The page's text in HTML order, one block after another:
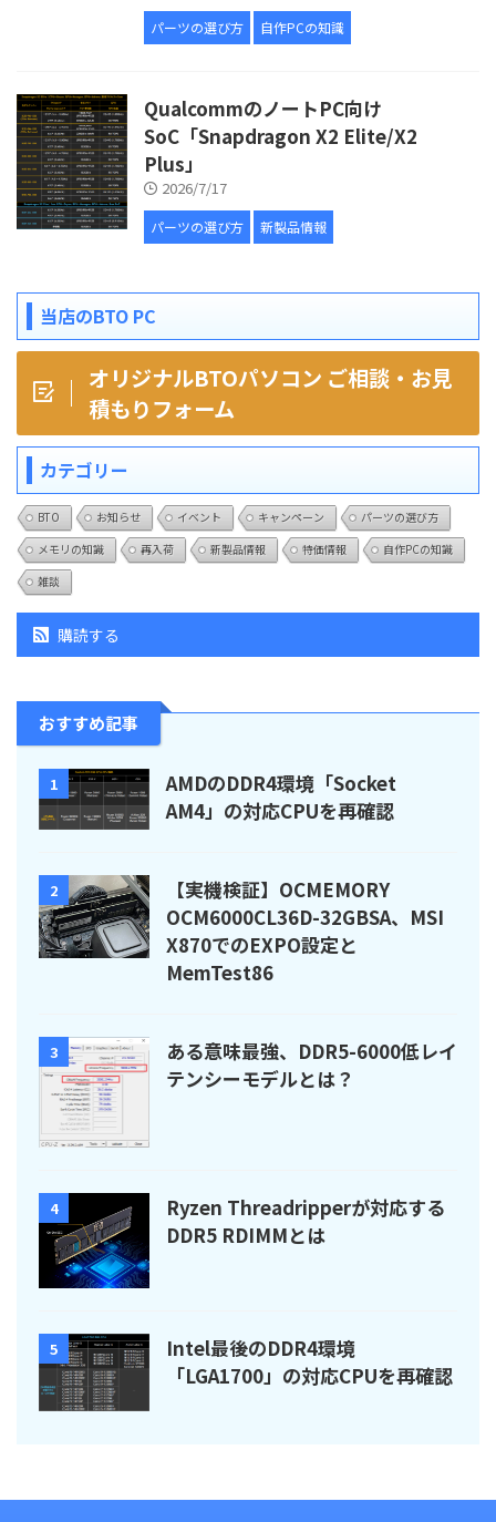
パーツの選び方 自作PCの知識
QualcommのノートPC向け
SoC「Snapdragon X2 Elite/X2
Plus」
2026/7/17
パーツの選び方 新製品情報
当店のBTO PC
オリジナルBTOパソコン ご相談・お見
積もりフォーム
カテゴリー
BTO お知らせ イベント キャンペーン
パーツの選び方
メモリの知識
再入荷 新製品情報 特価情報
自作PCの知識
雑談
購読する
おすすめ記事
1
AMDのDDR4環境「Socket
AM4」の対応CPUを再確認
2
【実機検証】OCMEMORY
OCM6000CL36D-32GBSA、MSI
X870でのEXPO設定と
MemTest86
3
ある意味最強、DDR5-6000低レイ
テンシーモデルとは？
4
Ryzen Threadripperが対応する
DDR5 RDIMMとは
5
Intel最後のDDR4環境
「LGA1700」の対応CPUを再確認